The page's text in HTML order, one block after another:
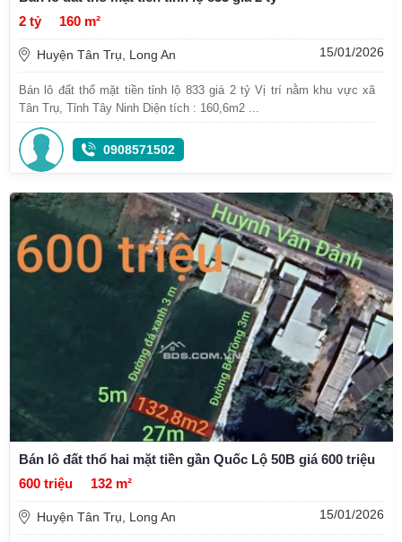
2 tỷ
160 m²
Huyện Tân Trụ, Long An 15/01/2026
Bán lô đất thổ mặt tiền tỉnh lộ 833 giá 2 tỷ Vị trí nằm khu vực xã
Tân Trụ, Tỉnh Tây Ninh Diện tích : 160,6m2 ...
0908571502
Bán lô đất thổ hai mặt tiền gần Quốc Lộ 50B giá 600 triệu
600 triệu
132 m²
Huyện Tân Trụ, Long An 15/01/2026